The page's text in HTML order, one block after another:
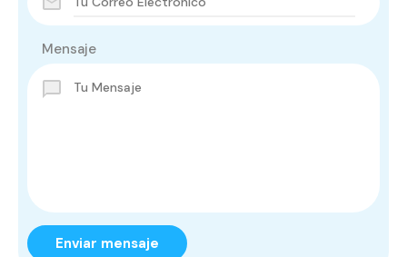
Mensaje
Enviar mensaje